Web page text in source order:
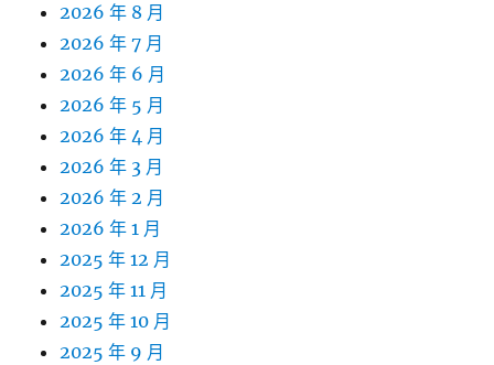
2026 年 8 月
2026 年 7 月
2026 年 6 月
2026 年 5 月
2026 年 4 月
2026 年 3 月
2026 年 2 月
2026 年 1 月
2025 年 12 月
2025 年 11 月
2025 年 10 月
2025 年 9 月